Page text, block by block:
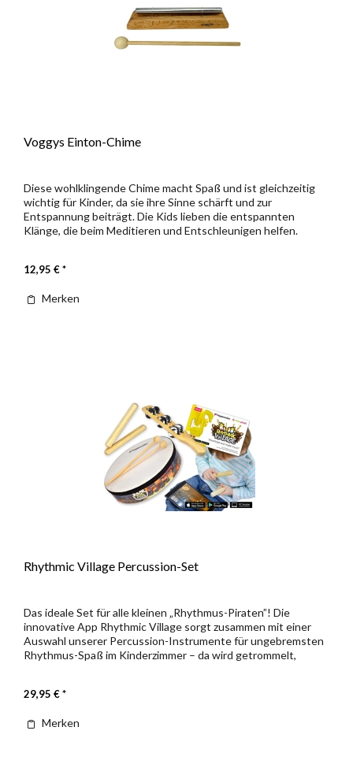
Voggys Einton-Chime
Diese wohlklingende Chime macht Spaß und ist gleichzeitig
wichtig für Kinder, da sie ihre Sinne schärft und zur
Entspannung beiträgt. Die Kids lieben die entspannten
Klänge, die beim Meditieren und Entschleunigen helfen.
12,95 € *
Merken
Rhythmic Village Percussion-Set
Das ideale Set für alle kleinen „Rhythmus-Piraten”! Die
innovative App Rhythmic Village sorgt zusammen mit einer
Auswahl unserer Percussion-Instrumente für ungebremsten
Rhythmus-Spaß im Kinderzimmer – da wird getrommelt,
29,95 € *
Merken